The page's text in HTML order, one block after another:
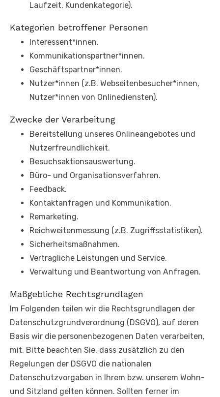
Laufzeit, Kundenkategorie).
Kategorien betroffener Personen
Interessent*innen.
Kommunikationspartner*innen.
Geschäftspartner*innen.
Nutzer*innen (z.B. Webseitenbesucher*innen,
Nutzer*innen von Onlinediensten).
Zwecke der Verarbeitung
Bereitstellung unseres Onlineangebotes und
Nutzerfreundlichkeit.
Besuchsaktionsauswertung.
Büro- und Organisationsverfahren.
Feedback.
Kontaktanfragen und Kommunikation.
Remarketing.
Reichweitenmessung (z.B. Zugriffsstatistiken).
Sicherheitsmaßnahmen.
Vertragliche Leistungen und Service.
Verwaltung und Beantwortung von Anfragen.
Maßgebliche Rechtsgrundlagen
Im Folgenden teilen wir die Rechtsgrundlagen der
Datenschutzgrundverordnung (DSGVO), auf deren
Basis wir die personenbezogenen Daten verarbeiten,
mit. Bitte beachten Sie, dass zusätzlich zu den
Regelungen der DSGVO die nationalen
Datenschutzvorgaben in Ihrem bzw. unserem Wohn-
und Sitzland gelten können. Sollten ferner im